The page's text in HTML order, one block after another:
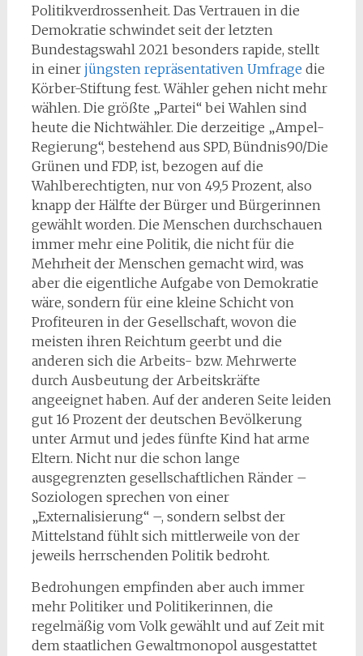
Politikverdrossenheit. Das Vertrauen in die
Demokratie schwindet seit der letzten
Bundestagswahl 2021 besonders rapide, stellt
in einer jüngsten repräsentativen Umfrage die
Körber-Stiftung fest. Wähler gehen nicht mehr
wählen. Die größte „Partei“ bei Wahlen sind
heute die Nichtwähler. Die derzeitige „Ampel-
Regierung“, bestehend aus SPD, Bündnis90/Die
Grünen und FDP, ist, bezogen auf die
Wahlberechtigten, nur von 49,5 Prozent, also
knapp der Hälfte der Bürger und Bürgerinnen
gewählt worden. Die Menschen durchschauen
immer mehr eine Politik, die nicht für die
Mehrheit der Menschen gemacht wird, was
aber die eigentliche Aufgabe von Demokratie
wäre, sondern für eine kleine Schicht von
Profiteuren in der Gesellschaft, wovon die
meisten ihren Reichtum geerbt und die
anderen sich die Arbeits- bzw. Mehrwerte
durch Ausbeutung der Arbeitskräfte
angeeignet haben. Auf der anderen Seite leiden
gut 16 Prozent der deutschen Bevölkerung
unter Armut und jedes fünfte Kind hat arme
Eltern. Nicht nur die schon lange
ausgegrenzten gesellschaftlichen Ränder –
Soziologen sprechen von einer
„Externalisierung“ –, sondern selbst der
Mittelstand fühlt sich mittlerweile von der
jeweils herrschenden Politik bedroht.
Bedrohungen empfinden aber auch immer
mehr Politiker und Politikerinnen, die
regelmäßig vom Volk gewählt und auf Zeit mit
dem staatlichen Gewaltmonopol ausgestattet